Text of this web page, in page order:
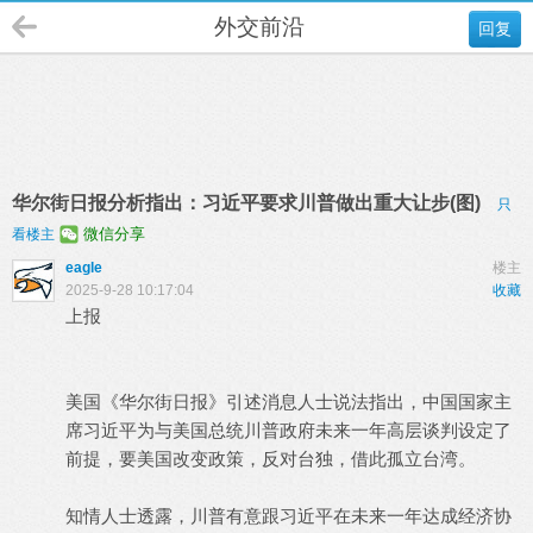
回复
外交前沿
华尔街日报分析指出：习近平要求川普做出重大让步(图)
只
看楼主
微信分享
楼主
eagle
收藏
2025-9-28 10:17:04
上报
美国《华尔街日报》引述消息人士说法指出，中国国家主
席习近平为与美国总统川普政府未来一年高层谈判设定了
前提，要美国改变政策，反对台独，借此孤立台湾。
知情人士透露，川普有意跟习近平在未来一年达成经济协